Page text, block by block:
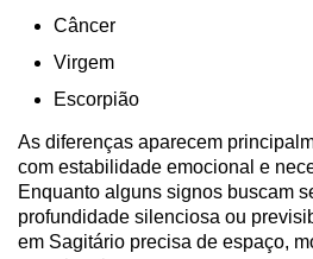
Câncer
Virgem
Escorpião
As diferenças aparecem
com estabilidade emocional e
Enquanto alguns signos buscam
profundidade silenciosa ou
em Sagitário precisa de espaço,